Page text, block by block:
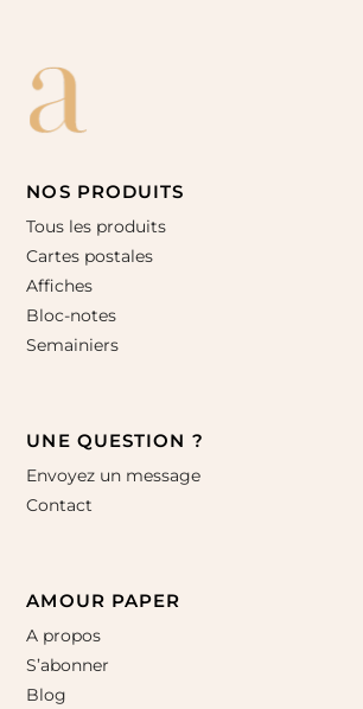
NOS PRODUITS
Tous les produits
Cartes postales
Affiches
Bloc-notes
Semainiers
UNE QUESTION ?
Envoyez un message
Contact
AMOUR PAPER
A propos
S’abonner
Blog